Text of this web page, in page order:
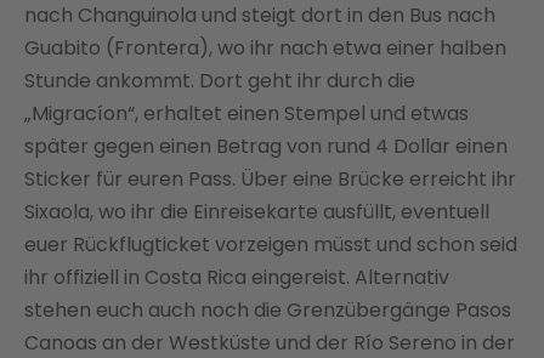
nach Changuinola und steigt dort in den Bus nach
Guabito (Frontera), wo ihr nach etwa einer halben
Stunde ankommt. Dort geht ihr durch die
„Migracíon“, erhaltet einen Stempel und etwas
später gegen einen Betrag von rund 4 Dollar einen
Sticker für euren Pass. Über eine Brücke erreicht ihr
Sixaola, wo ihr die Einreisekarte ausfüllt, eventuell
euer Rückflugticket vorzeigen müsst und schon seid
ihr offiziell in Costa Rica eingereist. Alternativ
stehen euch auch noch die Grenzübergänge Pasos
Canoas an der Westküste und der Río Sereno in der